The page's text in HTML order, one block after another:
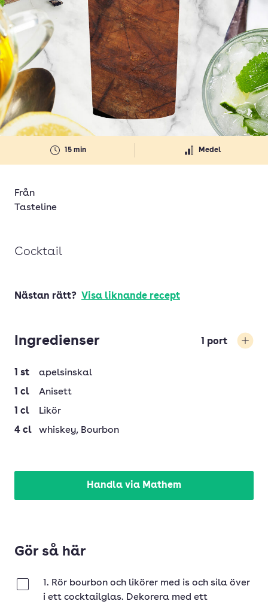
15 min Medel
Från
Tasteline
Cocktail
Nästan rätt? Visa liknande recept
Ingredienser 1 port
1 st
apelsinskal
1 cl
Anisett
1 cl
Likör
4 cl whiskey, Bourbon
Handla via Mathem
Gör så här
1. Rör bourbon och likörer med is och sila över
i ett cocktailglas. Dekorera med ett